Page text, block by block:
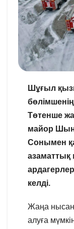
Шұғыл
Төтенше
майор
Сонымен
азаматтық
келді.
Жаңа
алуға